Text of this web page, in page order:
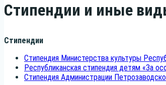
Стипендии и иные
Сти­пен­дии
Cти­пен­дия Мини­стер­ства куль­ту­ры
Рес­пуб­ли­кан­ская сти­пен­дия детям «За
Cти­пен­дия Адми­ни­стра­ции